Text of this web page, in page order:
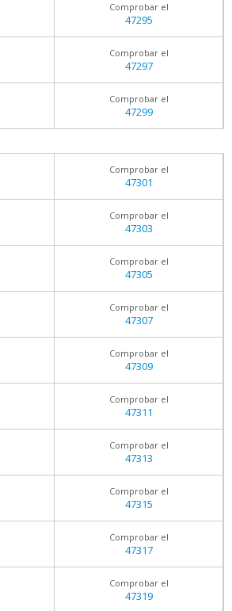
Comprobar el
47295
Comprobar el
47297
Comprobar el
47299
Comprobar el
47301
Comprobar el
47303
Comprobar el
47305
Comprobar el
47307
Comprobar el
47309
Comprobar el
47311
Comprobar el
47313
Comprobar el
47315
Comprobar el
47317
Comprobar el
47319